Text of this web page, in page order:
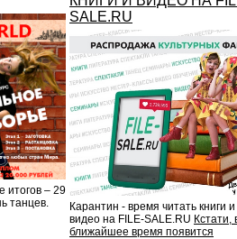
итогов – 29
танцев.
SALE.RU
Карантин - время читать книги
видео на FILE-SALE.RU Кстати,
ближайшее время появится